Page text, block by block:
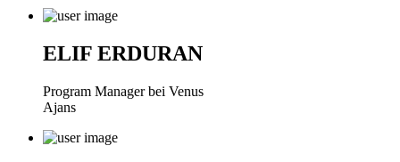
ELIF ERDURAN
Program Manager bei Venus
Ajans